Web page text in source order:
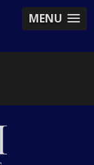
MENU